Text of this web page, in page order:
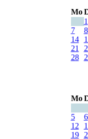
Mo
1
7
8
14
21
28
Mo
5
6
12
19